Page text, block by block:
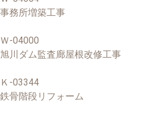
事務所増築工事
Ｗ-04000
旭川ダム監査廊屋根改修工事
Ｋ-03344
鉄骨階段リフォーム